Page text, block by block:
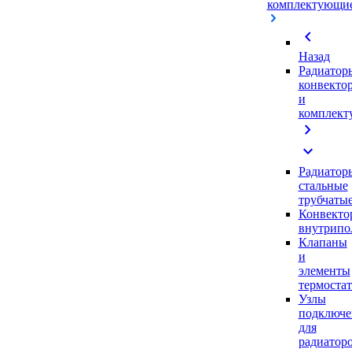
chevron_left
Назад
и
chevron_right
expand_more
стальные
Клапаны
и
элементы
Узлы
для